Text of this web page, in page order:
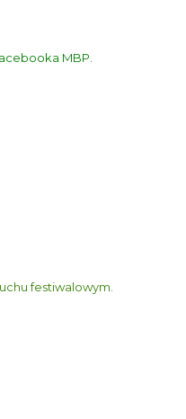
MBP.
festiwalowym.